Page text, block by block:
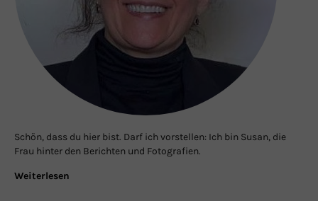
Schön, dass du hier bist. Darf ich vorstellen: Ich bin Susan, die
Frau hinter den Berichten und Fotografien.
Weiterlesen